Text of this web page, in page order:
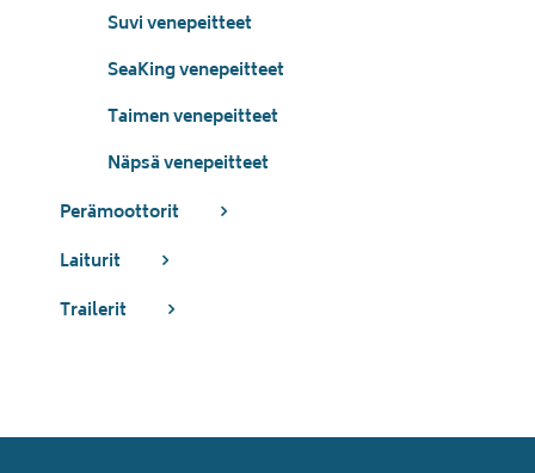
Suvi venepeitteet
SeaKing venepeitteet
Taimen venepeitteet
Näpsä venepeitteet
Perämoottorit
Laiturit
Trailerit